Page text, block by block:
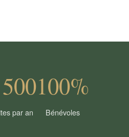
par an
100%
Bénévoles